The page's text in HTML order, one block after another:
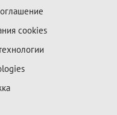
cookies